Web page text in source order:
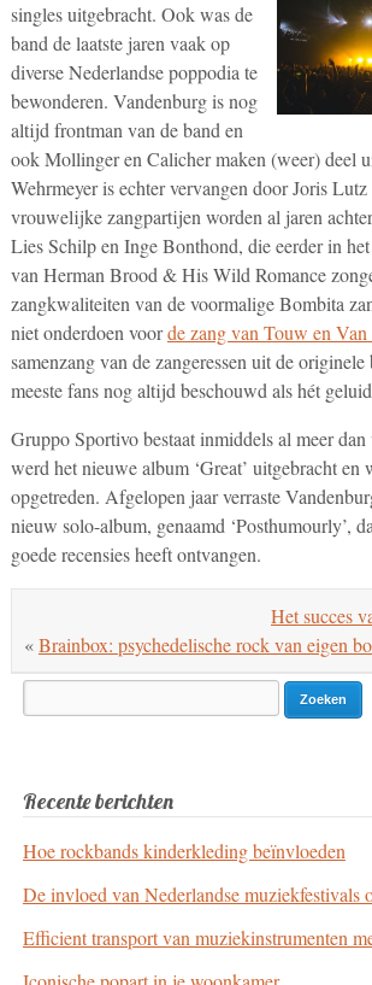
singles uitgebracht. Ook was de
band de laatste jaren vaak op
diverse Nederlandse poppodia te
bewonderen. Vandenburg is nog
altijd frontman van de band en
ook Mollinger en Calicher maken (weer) deel
Wehrmeyer is echter vervangen door Joris
vrouwelijke zangpartijen worden al jaren
Lies Schilp en Inge Bonthond, die eerder in
van Herman Brood & His Wild Romance
zangkwaliteiten van de voormalige Bombita
niet onderdoen voorde zang van Touw en Van
samenzang van de zangeressen uit de
meeste fans nog altijd beschouwd als hét
Gruppo Sportivo bestaat inmiddels al meer
werd het nieuwe album ‘Great’ uitgebracht en
opgetreden. Afgelopen jaar verraste
nieuw solo-album, genaamd ‘Posthumourly’,
goede recensies heeft ontvangen.
Het succes
«Brainbox: psychedelische rock van eigen
Search
for:
Recente berichten
Hoe rockbands kinderkleding beïnvloeden
De invloed van Nederlandse muziekfestivals
Efficient transport van muziekinstrumenten